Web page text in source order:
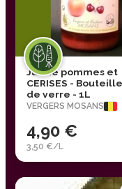
Jus de pommes et
CERISES -
de verre - 1L
VERGERS MOSANS
4,90 €
3,50 €/L